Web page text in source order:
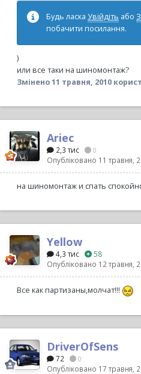
Будь ласка Увійдіть або
побачити посилання.
)
или все таки на шиномонтаж?
Змінено11 травня, 2010
Ariec_
2,3 тис 0
Опубліковано 11 травня,
на шиномонтаж и спать
Yellow
4,3 тис
58
Опубліковано 12 травня,
Все как партизаны,молчат!!!
DriverOfSens
72 0
Опубліковано 17 травня,